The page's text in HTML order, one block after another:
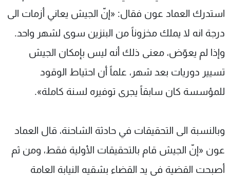
استدرك العماد عون فقال: «إنّ الجيش يعاني أزمات الى
درجة انه لا يملك مخزوناً من البنزين سوى لشهر واحد.
وإذا لم يعوّض، معنى ذلك أنه ليس بإمكان الجيش
تسيير دوريات بعد شهر، علماً أن احتياط الوقود
للمؤسسة كان سابقاً يجرى توفيره لسنة كاملة».
وبالنسبة الى التحقيقات في حادثة الشاحنة، قال العماد
عون «إنّ الجيش قام بالتحقيقات الأولية فقط، ومن ثم
أصبحت القضية في يد القضاء بشقيه النيابة العامة